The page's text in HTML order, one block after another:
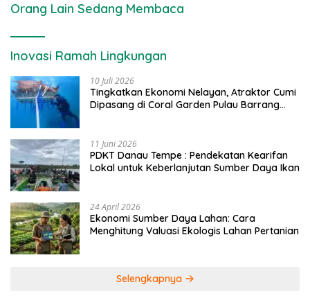
Orang Lain Sedang Membaca
Inovasi Ramah Lingkungan
10 Juli 2026
Tingkatkan Ekonomi Nelayan, Atraktor Cumi
Dipasang di Coral Garden Pulau Barrang
11 Juni 2026
PDKT Danau Tempe : Pendekatan Kearifan
Lokal untuk Keberlanjutan Sumber Daya Ikan
24 April 2026
Ekonomi Sumber Daya Lahan: Cara
Menghitung Valuasi Ekologis Lahan Pertanian
Selengkapnya